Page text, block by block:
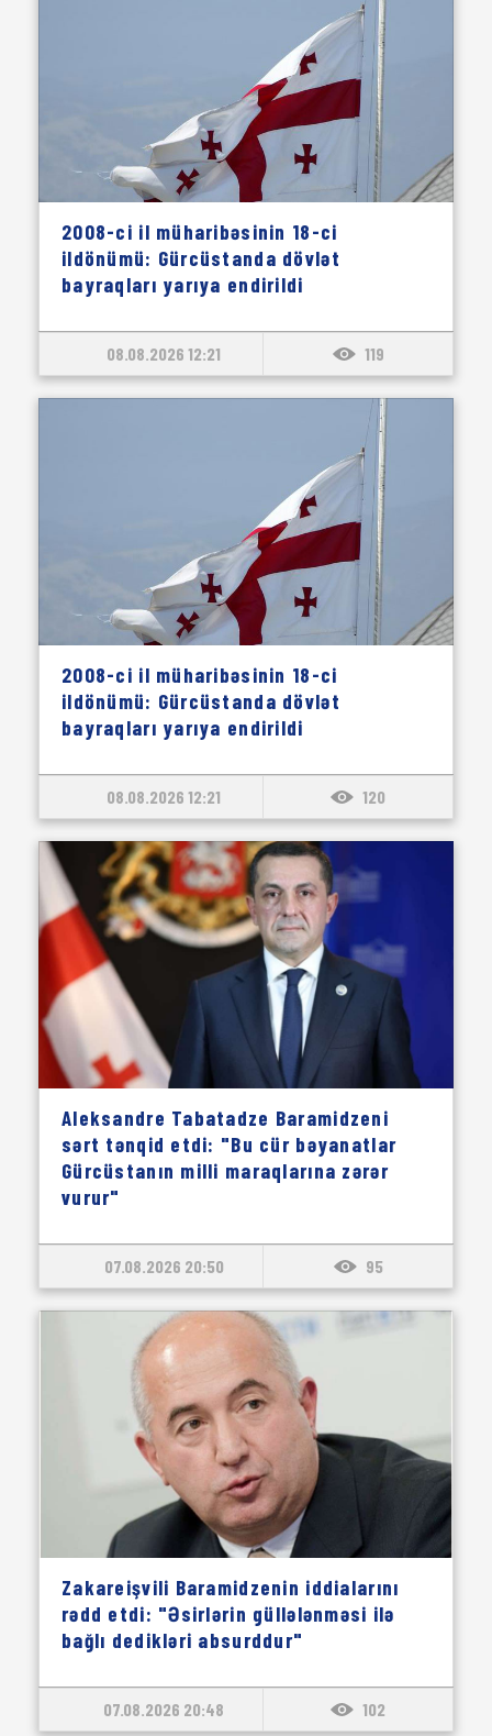
2008-ci il müharibəsinin 18-ci
ildönümü: Gürcüstanda dövlət
bayraqları yarıya endirildi
08.08.2026 12:21 119
2008-ci il müharibəsinin 18-ci
ildönümü: Gürcüstanda dövlət
bayraqları yarıya endirildi
08.08.2026 12:21 120
Aleksandre Tabatadze Baramidzeni
sərt tənqid etdi: "Bu cür bəyanatlar
Gürcüstanın milli maraqlarına zərər
vurur"
07.08.2026 20:50 95
Zakareişvili Baramidzenin iddialarını
rədd etdi: "Əsirlərin güllələnməsi ilə
bağlı dedikləri absurddur"
07.08.2026 20:48 102